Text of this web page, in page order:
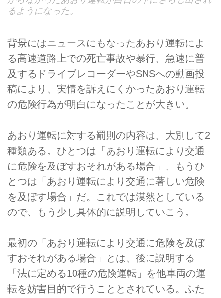
るようになった。
背景にはニュースにもなったあおり運転によ
る高速道路上での死亡事故や暴行、急速に普
及するドライブレコーダーやSNSへの動画投
稿により、実情を訴えにくかったあおり運転
の危険行為が明白になったことが大きい。
あおり運転に対する罰則の内容は、大別して2
種類ある。ひとつは「あおり運転により交通
に危険を及ぼすおそれがある場合」、もうひ
とつは「あおり運転により交通に著しい危険
を及ぼす場合」だ。これでは漠然としている
ので、もう少し具体的に説明していこう。
最初の「あおり運転により交通に危険を及ぼ
すおそれがある場合」とは、後に説明する
「法に定める10種の危険運転」を他車両の運
転を妨害目的で行うこととされている。ふた